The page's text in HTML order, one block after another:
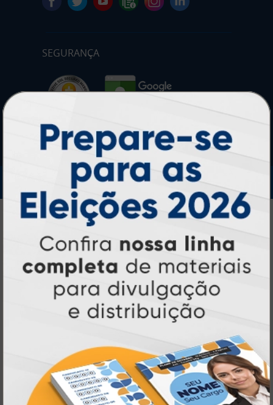
SEGURANÇA
IMPRA INDUSTRIA GRAFICA LTDA | CNPJ: 28.045.354/0002-52
Atual Card © 2026. Todos os direitos reservados.
Atual Card: A Gráfica Pioneira em
Personalização Online
Atual Card é referência em impressão
gráfica online no Brasil, oferecendo uma
ampla variedade de produtos e soluções para
atender profissionais autônomos, empresas e
revendedores gráficos. Comquase três
impressão sob demanda,
investindo continuamente emtecnologia,
inovação e personalizaçãopara entregar
qualidade, agilidade e a melhor
experiênciaaos nossos clientes.